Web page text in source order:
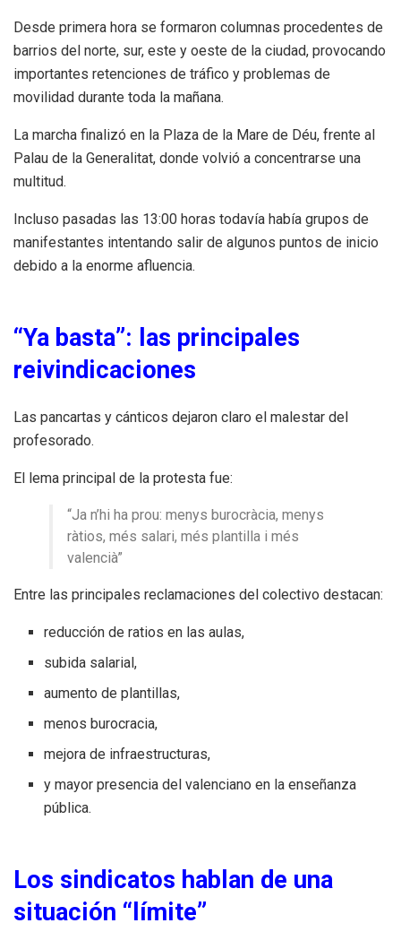
Desde primera hora se formaron columnas procedentes de
barrios del norte, sur, este y oeste de la ciudad, provocando
importantes retenciones de tráfico y problemas de
movilidad durante toda la mañana.
La marcha finalizó en la Plaza de la Mare de Déu, frente al
Palau de la Generalitat, donde volvió a concentrarse una
multitud.
Incluso pasadas las 13:00 horas todavía había grupos de
manifestantes intentando salir de algunos puntos de inicio
debido a la enorme afluencia.
“Ya basta”: las principales
reivindicaciones
Las pancartas y cánticos dejaron claro el malestar del
profesorado.
El lema principal de la protesta fue:
“Ja n’hi ha prou: menys burocràcia, menys
ràtios, més salari, més plantilla i més
valencià”
Entre las principales reclamaciones del colectivo destacan:
reducción de ratios en las aulas,
subida salarial,
aumento de plantillas,
menos burocracia,
mejora de infraestructuras,
y mayor presencia del valenciano en la enseñanza
pública.
Los sindicatos hablan de una
situación “límite”